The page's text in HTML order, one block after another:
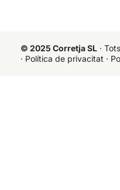
© 2025 Corretja SL ·
· Política de privacitat ·